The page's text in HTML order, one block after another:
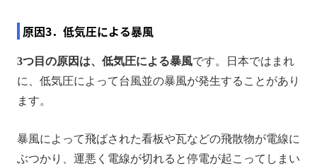
原因3．低気圧による暴風
3つ目の原因は、低気圧による暴風です。日本ではまれ
に、低気圧によって台風並の暴風が発生することがあり
ます。
暴風によって飛ばされた看板や瓦などの飛散物が電線に
ぶつかり、運悪く電線が切れると停電が起こってしまい